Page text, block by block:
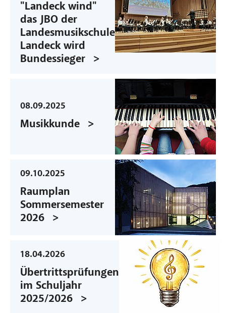
"Landeck wind"
das JBO der
Landesmusikschule
Landeck wird
Bundessieger
08.09.2025
Musikkunde
09.10.2025
Raumplan
Sommersemester
2026
18.04.2026
Übertrittsprüfungen
im Schuljahr
2025/2026